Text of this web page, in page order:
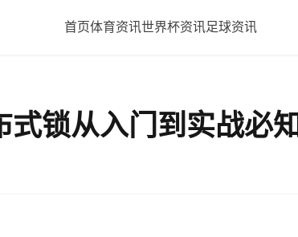
首页体育资讯世界杯资讯足球资讯
式锁从入门到实战必知